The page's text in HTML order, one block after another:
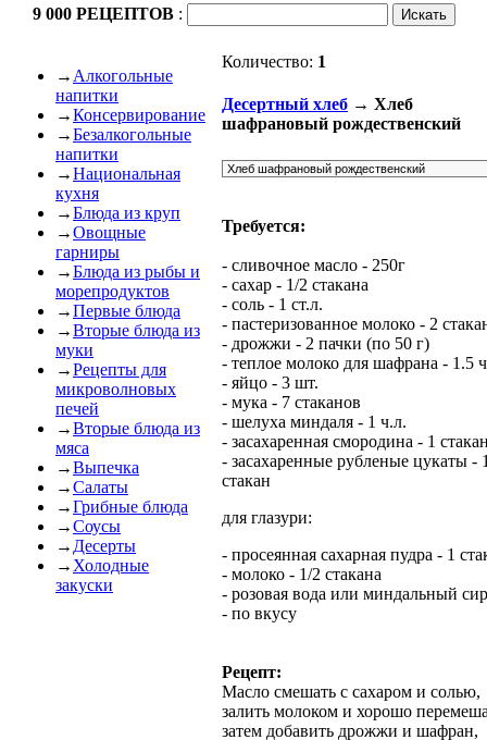
9 000 РЕЦЕПТОВ :
→ Алкогольные
напитки
→Консервирование
→Безалкогольные
напитки
→Национальная
кухня
→Блюда из круп
→Овощные
гарниры
→Блюда из рыбы и
морепродуктов
→Первые блюда
→Вторые блюда из
муки
→Рецепты для
микроволновых
печей
→Вторые блюда из
мяса
→Выпечка
→Салаты
→Грибные блюда
→Соусы
→ Десерты
→ Холодные
закуски
Количество: 1
Десертный хлеб → Хлеб
шафрановый рождественский
Требуется:
- сливочное масло - 250г
- сахар - 1/2 стакана
- соль - 1 ст.л.
- пастеризованное молоко - 2
- дрожжи - 2 пачки (по 50 г)
- теплое молоко для шафрана - 1.5
- яйцо - 3 шт.
- мука - 7 стаканов
- шелуха миндаля - 1 ч.л.
- засахаренная смородина - 1
- засахаренные рубленые цукаты -
стакан
для глазури:
- просеянная сахарная пудра - 1
- молоко - 1/2 стакана
- розовая вода или миндальный
- по вкусу
Рецепт:
Масло смешать с сахаром и солью,
залить молоком и хорошо
затем добавить дрожжи и шафран,